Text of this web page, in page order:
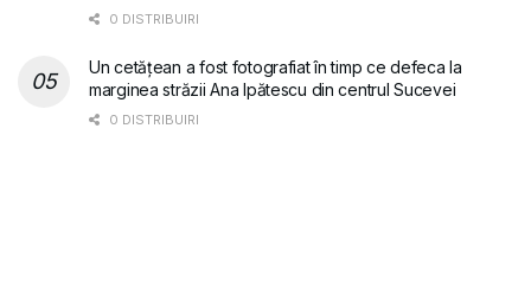
0 DISTRIBUIRI
Un cetățean a fost fotografiat în timp ce defeca la
marginea străzii Ana Ipătescu din centrul Sucevei
0 DISTRIBUIRI